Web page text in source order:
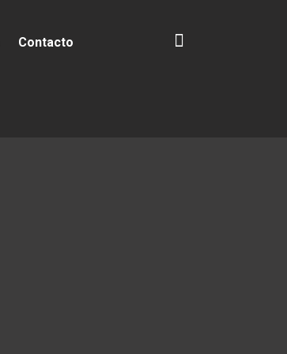
Contacto